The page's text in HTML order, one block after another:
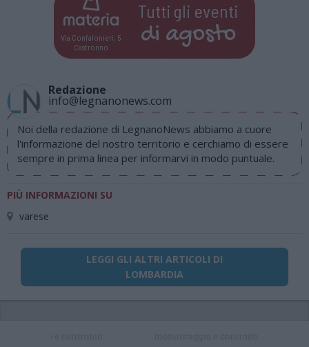
Via Confalonieri, 5
Castronno
Tutti gli eventi
di agosto
Redazione
info@legnanonews.com
Noi della redazione di LegnanoNews abbiamo a cuore
l'informazione del nostro territorio e cerchiamo di essere
sempre in prima linea per informarvi in modo puntuale.
PIÙ INFORMAZIONI SU
varese
LEGGI GLI ALTRI ARTICOLI DI
LOMBARDIA